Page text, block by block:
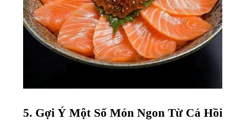
5. Gợi Ý Một Số Món Ngon Từ Cá Hồi